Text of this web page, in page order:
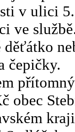
v ulici
ve
děťátko
čepičky.
obec